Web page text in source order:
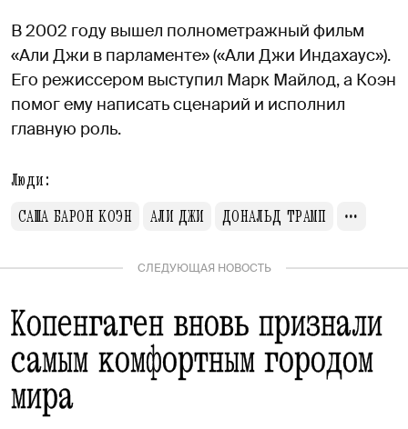
В 2002 году вышел полнометражный фильм
«Али Джи в парламенте» («Али Джи Индахаус»).
Его режиссером выступил Марк Майлод, а Коэн
помог ему написать сценарий и исполнил
главную роль.
Люди:
САША БАРОН КОЭН
АЛИ ДЖИ ДОНАЛЬД ТРАМП
СЛЕДУЮЩАЯ НОВОСТЬ
Копенгаген вновь признали
самым комфортным городом
мира